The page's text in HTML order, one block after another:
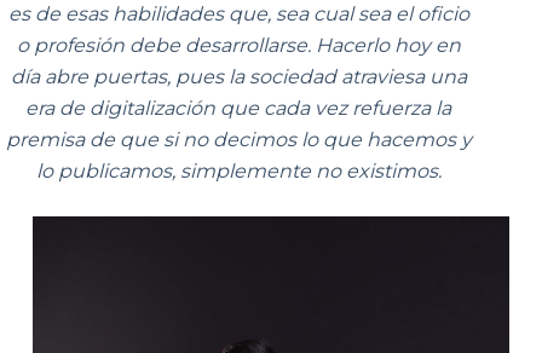
es de esas habilidades que, sea cual sea el oficio
o profesión debe desarrollarse. Hacerlo hoy en
día abre puertas, pues la sociedad atraviesa una
era de digitalización que cada vez refuerza la
premisa de que si no decimos lo que hacemos y
lo publicamos, simplemente no existimos.